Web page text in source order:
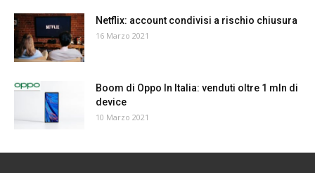
Netflix: account condivisi a rischio chiusura
16 Marzo 2021
Boom di Oppo In Italia: venduti oltre 1 mln di
device
10 Marzo 2021